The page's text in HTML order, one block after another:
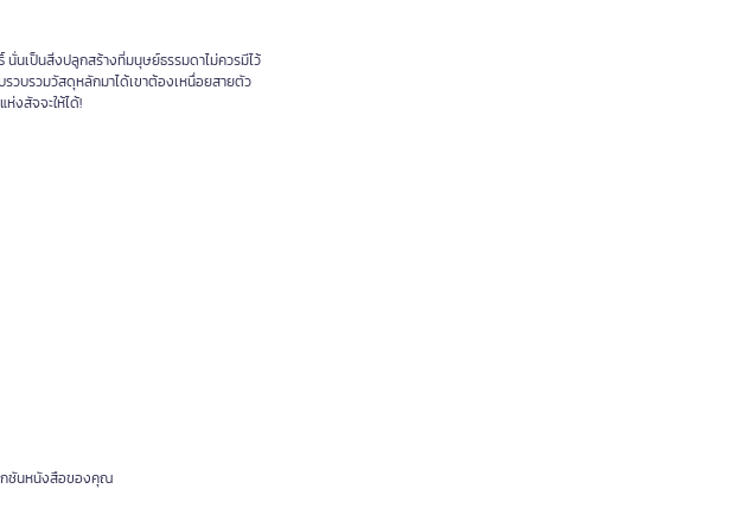
นเป็นสิ่งปลูกสร้างที่มนุษย์ธรรมดาไม่ควรมีไว้
วบรวมวัสดุหลักมาได้เขาต้องเหนื่อยสายตัว
งสัจจะให้ได้!
กชันหนังสือของคุณ